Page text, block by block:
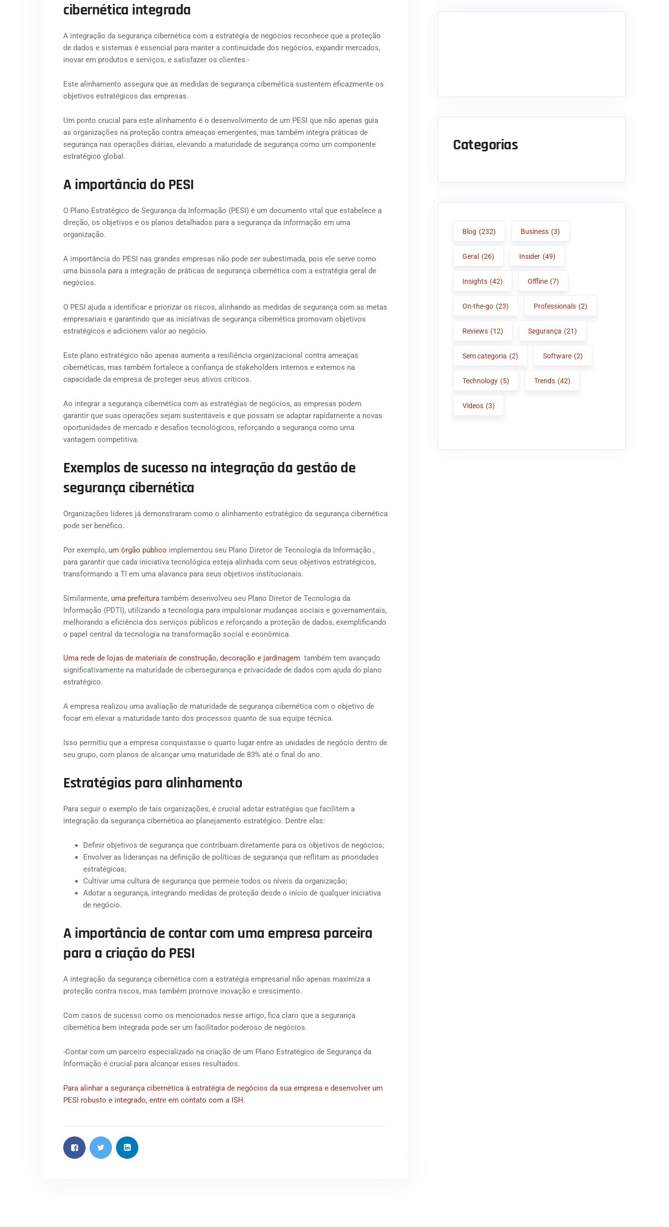
cibernética integrada
A integração da segurança cibernética com a estratégia de negócios reconhece que a proteção
de dados e sistemas é essencial para manter a continuidade dos negócios, expandir mercados,
inovar em produtos e serviços, e satisfazer os clientes.
Este alinhamento assegura que as medidas de segurança cibernética sustentem eficazmente os
objetivos estratégicos das empresas.
Um ponto crucial para este alinhamento é o desenvolvimento de um PESI que não apenas guia
as organizações na proteção contra ameaças emergentes, mas também integra práticas de
segurança nas operações diárias, elevando a maturidade de segurança como um componente
estratégico global.
A importância do PESI
O Plano Estratégico de Segurança da Informação (PESI) é um documento vital que estabelece a
direção, os objetivos e os planos detalhados para a segurança da informação em uma
organização.
A importância do PESI nas grandes empresas não pode ser subestimada, pois ele serve como
uma bússola para a integração de práticas de segurança cibernética com a estratégia geral de
negócios.
O PESI ajuda a identificar e priorizar os riscos, alinhando as medidas de segurança com as metas
empresariais e garantindo que as iniciativas de segurança cibernética promovam objetivos
estratégicos e adicionem valor ao negócio.
Este plano estratégico não apenas aumenta a resiliência organizacional contra ameaças
cibernéticas, mas também fortalece a confiança de stakeholders internos e externos na
capacidade da empresa de proteger seus ativos críticos.
Ao integrar a segurança cibernética com as estratégias de negócios, as empresas podem
garantir que suas operações sejam sustentáveis e que possam se adaptar rapidamente a novas
oportunidades de mercado e desafios tecnológicos, reforçando a segurança como uma
vantagem competitiva.
Exemplos de sucesso na integração da gestão de
segurança cibernética
Organizações líderes já demonstraram como o alinhamento estratégico da segurança cibernética
pode ser benéfico.
Por exemplo, um órgão público implementou seu Plano Diretor de Tecnologia da Informação ,
para garantir que cada iniciativa tecnológica esteja alinhada com seus objetivos estratégicos,
transformando a TI em uma alavanca para seus objetivos institucionais.
Similarmente, uma prefeitura também desenvolveu seu Plano Diretor de Tecnologia da
Informação (PDTI), utilizando a tecnologia para impulsionar mudanças sociais e governamentais,
melhorando a eficiência dos serviços públicos e reforçando a proteção de dados, exemplificando
o papel central da tecnologia na transformação social e econômica.
Uma rede de lojas de materiais de construção, decoração e jardinagem também tem avançado
significativamente na maturidade de cibersegurança e privacidade de dados com ajuda do plano
estratégico.
A empresa realizou uma avaliação de maturidade de segurança cibernética com o objetivo de
focar em elevar a maturidade tanto dos processos quanto de sua equipe técnica.
Isso permitiu que a empresa conquistasse o quarto lugar entre as unidades de negócio dentro de
seu grupo, com planos de alcançar uma maturidade de 83% até o final do ano.
Estratégias para alinhamento
Para seguir o exemplo de tais organizações, é crucial adotar estratégias que facilitem a
integração da segurança cibernética ao planejamento estratégico. Dentre elas:
Definir objetivos de segurança que contribuam diretamente para os objetivos de negócios;
Envolver as lideranças na definição de políticas de segurança que reflitam as prioridades
estratégicas;
Cultivar uma cultura de segurança que permeie todos os níveis da organização;
Adotar a segurança, integrando medidas de proteção desde o início de qualquer iniciativa
de negócio.
A importância de contar com uma empresa parceira
para a criação do PESI
A integração da segurança cibernética com a estratégia empresarial não apenas maximiza a
proteção contra riscos, mas também promove inovação e crescimento.
Com casos de sucesso como os mencionados nesse artigo, fica claro que a segurança
cibernética bem integrada pode ser um facilitador poderoso de negócios.
Contar com um parceiro especializado na criação de um Plano Estratégico de Segurança da
Informação é crucial para alcançar esses resultados.
Para alinhar a segurança cibernética à estratégia de negócios da sua empresa e desenvolver um
PESI robusto e integrado, entre em contato com a ISH.
Categorias
Blog (232) Business (3)
Geral (26) Insider (49)
Insights (42) Offline (7)
On-the-go (23) Professionals (2)
Reviews (12) Segurança (21)
Sem categoria (2) Software (2)
Technology (5) Trends (42)
Vídeos (3)